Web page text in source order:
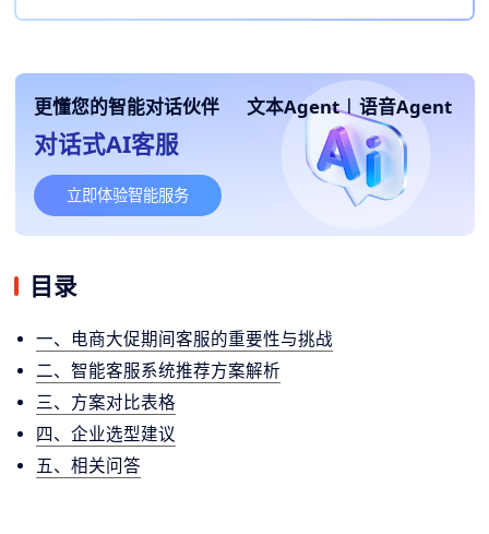
更懂您的智能对话伙伴 文本Agent | 语音Agent
对话式AI客服
立即体验智能服务
目录
一、电商大促期间客服的重要性与挑战
二、智能客服系统推荐方案解析
三、方案对比表格
四、企业选型建议
五、相关问答